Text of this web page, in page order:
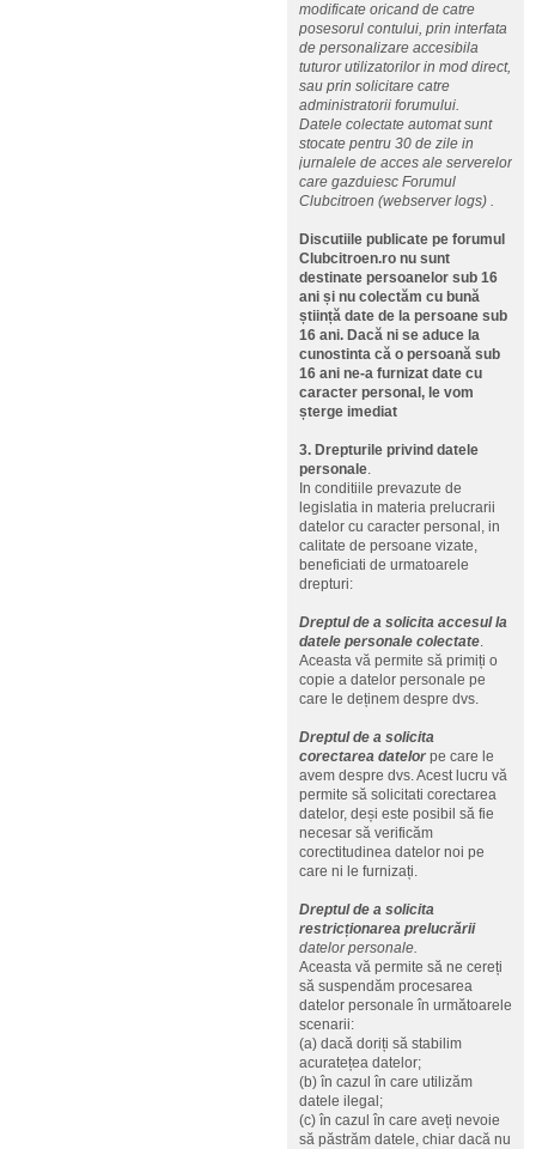
modificate oricand de catre
posesorul contului, prin interfata
de personalizare accesibila
tuturor utilizatorilor in mod direct,
sau prin solicitare catre
administratorii forumului.
Datele colectate automat sunt
stocate pentru 30 de zile in
jurnalele de acces ale serverelor
care gazduiesc Forumul
Clubcitroen (webserver logs) .
Discutiile publicate pe forumul
Clubcitroen.ro nu sunt
destinate persoanelor sub 16
ani și nu colectăm cu bună
știință date de la persoane sub
16 ani. Dacă ni se aduce la
cunostinta că o persoană sub
16 ani ne-a furnizat date cu
caracter personal, le vom
șterge imediat
3. Drepturile privind datele
personale.
In conditiile prevazute de
legislatia in materia prelucrarii
datelor cu caracter personal, in
calitate de persoane vizate,
beneficiati de urmatoarele
drepturi:
Dreptul de a solicita accesul la
datele personale colectate.
Aceasta vă permite să primiți o
copie a datelor personale pe
care le deținem despre dvs.
Dreptul de a solicita
corectarea datelor pe care le
avem despre dvs. Acest lucru vă
permite să solicitati corectarea
datelor, deși este posibil să fie
necesar să verificăm
corectitudinea datelor noi pe
care ni le furnizați.
Dreptul de a solicita
restricționarea prelucrării
datelor personale.
Aceasta vă permite să ne cereți
să suspendăm procesarea
datelor personale în următoarele
scenarii:
(a) dacă doriți să stabilim
acuratețea datelor;
(b) în cazul în care utilizăm
datele ilegal;
(c) în cazul în care aveți nevoie
să păstrăm datele, chiar dacă nu